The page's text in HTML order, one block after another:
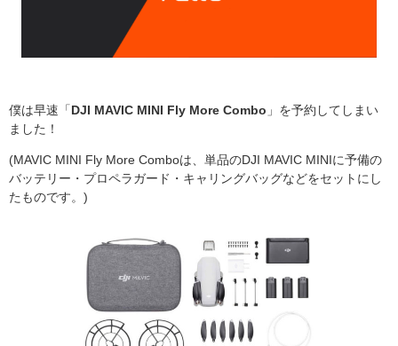
僕は早速「 DJI MAVIC MINI Fly More Combo 」を予約してしまい
ました！
(MAVIC MINI Fly More Comboは、 単品のDJI MAVIC MINIに予備の
バッテリー・プロペラガード・キャリングバッグなどをセットにし
たものです。)